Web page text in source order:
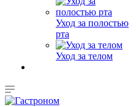
Уход за полостью
рта
Уход за телом